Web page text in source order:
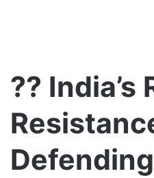
?? India’s